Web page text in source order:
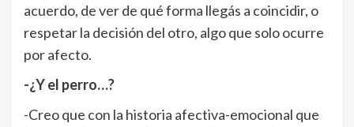
acuerdo, de ver de qué forma llegás a coincidir, o
respetar la decisión del otro, algo que solo ocurre
por afecto.
-¿Y el perro…?
-Creo que con la historia afectiva-emocional que